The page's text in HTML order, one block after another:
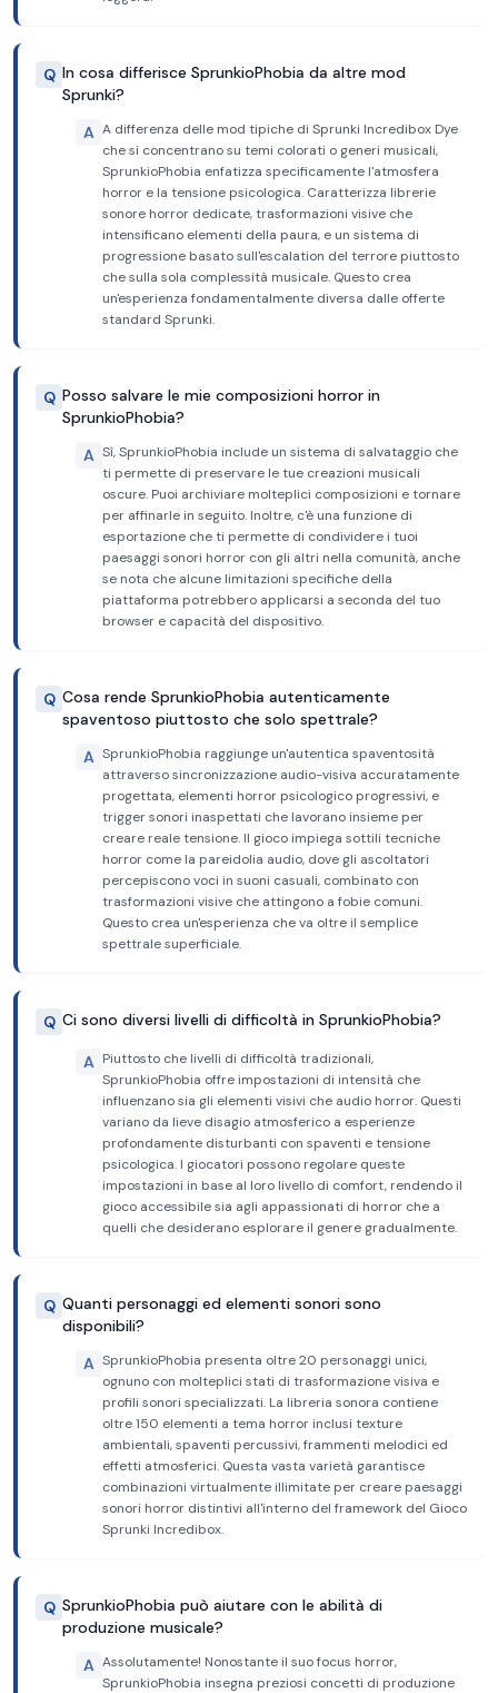
Q In cosa differisce SprunkioPhobia da altre mod
Sprunki?
A A differenza delle mod tipiche di Sprunki Incredibox Dye
che si concentrano su temi colorati o generi musicali,
SprunkioPhobia enfatizza specificamente l'atmosfera
horror e la tensione psicologica. Caratterizza librerie
sonore horror dedicate, trasformazioni visive che
intensificano elementi della paura, e un sistema di
progressione basato sull'escalation del terrore piuttosto
che sulla sola complessità musicale. Questo crea
un'esperienza fondamentalmente diversa dalle offerte
standard Sprunki.
Q Posso salvare le mie composizioni horror in
SprunkioPhobia?
A Sì, SprunkioPhobia include un sistema di salvataggio che
ti permette di preservare le tue creazioni musicali
oscure. Puoi archiviare molteplici composizioni e tornare
per affinarle in seguito. Inoltre, c'è una funzione di
esportazione che ti permette di condividere i tuoi
paesaggi sonori horror con gli altri nella comunità, anche
se nota che alcune limitazioni specifiche della
piattaforma potrebbero applicarsi a seconda del tuo
browser e capacità del dispositivo.
Q Cosa rende SprunkioPhobia autenticamente
spaventoso piuttosto che solo spettrale?
A SprunkioPhobia raggiunge un'autentica spaventosità
attraverso sincronizzazione audio-visiva accuratamente
progettata, elementi horror psicologico progressivi, e
trigger sonori inaspettati che lavorano insieme per
creare reale tensione. Il gioco impiega sottili tecniche
horror come la pareidolia audio, dove gli ascoltatori
percepiscono voci in suoni casuali, combinato con
trasformazioni visive che attingono a fobie comuni.
Questo crea un'esperienza che va oltre il semplice
spettrale superficiale.
Q Ci sono diversi livelli di difficoltà in SprunkioPhobia?
A Piuttosto che livelli di difficoltà tradizionali,
SprunkioPhobia offre impostazioni di intensità che
influenzano sia gli elementi visivi che audio horror. Questi
variano da lieve disagio atmosferico a esperienze
profondamente disturbanti con spaventi e tensione
psicologica. I giocatori possono regolare queste
impostazioni in base al loro livello di comfort, rendendo il
gioco accessibile sia agli appassionati di horror che a
quelli che desiderano esplorare il genere gradualmente.
Q Quanti personaggi ed elementi sonori sono
disponibili?
A SprunkioPhobia presenta oltre 20 personaggi unici,
ognuno con molteplici stati di trasformazione visiva e
profili sonori specializzati. La libreria sonora contiene
oltre 150 elementi a tema horror inclusi texture
ambientali, spaventi percussivi, frammenti melodici ed
effetti atmosferici. Questa vasta varietà garantisce
combinazioni virtualmente illimitate per creare paesaggi
sonori horror distintivi all'interno del framework del Gioco
Sprunki Incredibox.
Q SprunkioPhobia può aiutare con le abilità di
produzione musicale?
A Assolutamente! Nonostante il suo focus horror,
SprunkioPhobia insegna preziosi concetti di produzione